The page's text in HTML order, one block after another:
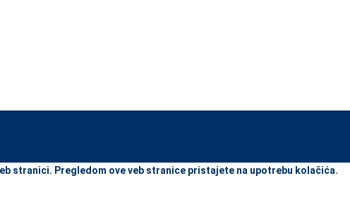
to review and enter to go to the desired page. Touch device users,
stranici. Pregledom ove veb stranice pristajete na upotrebu kolačića.